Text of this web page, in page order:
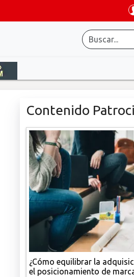
Contenido
¿Cómo equilibrar la
el posicionamiento de